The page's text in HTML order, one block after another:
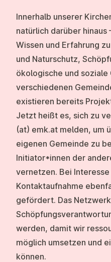
Innerhalb unserer
natürlich darüber
Wissen und Erfahrung
und Naturschutz,
ökologische und
verschiedenen
existieren bereits
Jetzt heißt es, sich zu
(at) emk.at melden, um
eigenen Gemeinde zu
Initiator*innen der
vernetzen. Bei
Kontaktaufnahme
gefördert. Das Netzwerk
werden, damit wir
möglich umsetzen und
können.